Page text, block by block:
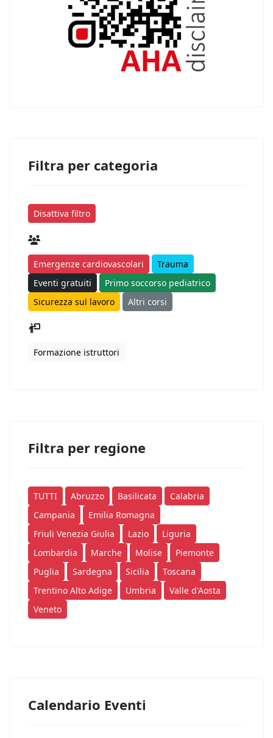
Filtra per categoria
Disattiva filtro
Emergenze cardiovascolari
Trauma
Eventi gratuiti
Primo soccorso pediatrico
Sicurezza sul lavoro
Altri corsi
Formazione istruttori
Filtra per regione
TUTTI Abruzzo Basilicata
Calabria
Campania
Emilia Romagna
Friuli Venezia Giulia
Lazio
Liguria
Lombardia
Marche Molise
Piemonte
Puglia
Sardegna Sicilia
Toscana
Trentino Alto Adige
Umbria
Valle d'Aosta
Veneto
Calendario Eventi